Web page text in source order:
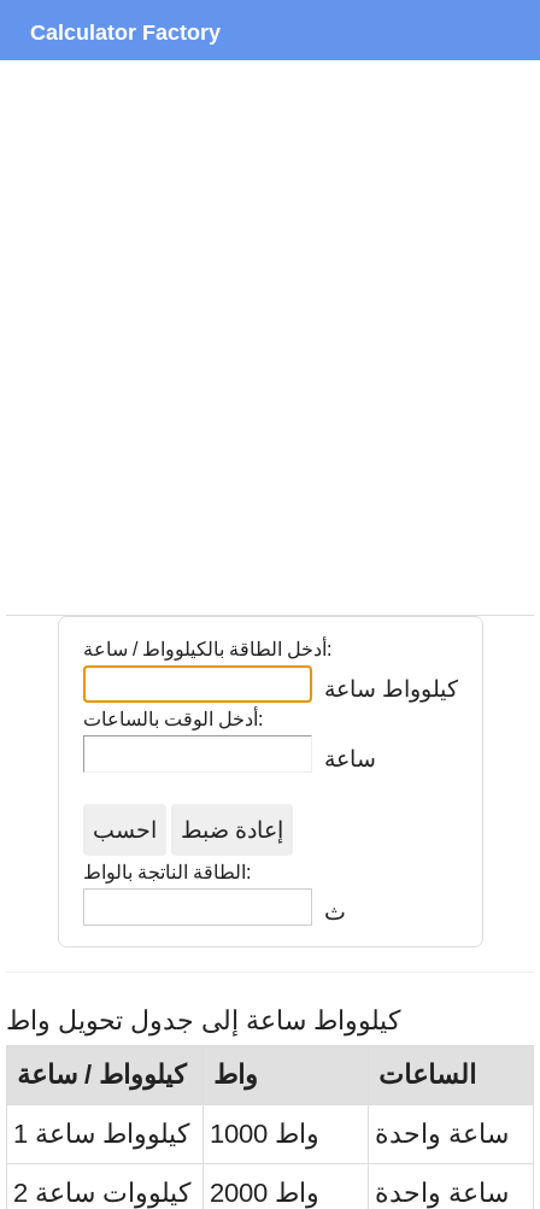
Calculator Factory
أدخل الطاقة بالكيلوواط / ساعة:
كيلوواط ساعة
أدخل الوقت بالساعات:
ساعة
الطاقة الناتجة بالواط:
ث
كيلوواط ساعة إلى جدول تحويل واط
كيلوواط / ساعة
واط
الساعات
1 كيلوواط ساعة
1000 واط
ساعة واحدة
2 كيلووات ساعة
2000 واط
ساعة واحدة